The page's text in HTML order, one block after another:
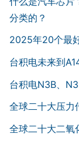
分类的？
2025年20个最
台积电未来到
台积电N3B、
全球二十大压力
全球二十大二氧